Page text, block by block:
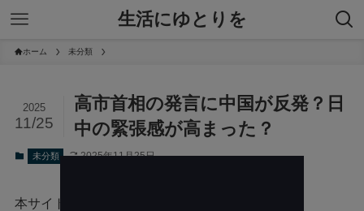
生活にゆとりを
ホーム 未分類
高市首相の発言に中国が反発？日
中の緊張感が高まった？
2025
11/25
未分類 2025年11月25日
本サイトにはプロモーションが含まれています。